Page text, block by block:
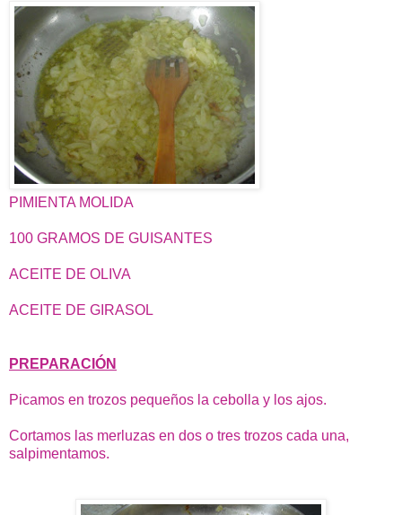
PIMIENTA MOLIDA
100 GRAMOS DE GUISANTES
ACEITE DE OLIVA
ACEITE DE GIRASOL
PREPARACIÓN
Picamos en trozos pequeños la cebolla y los ajos.
Cortamos las merluzas en dos o tres trozos cada una,
salpimentamos.